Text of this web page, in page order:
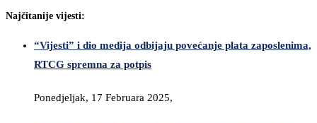
Najčitanije vijesti:
“Vijesti” i dio medija odbijaju povećanje plata zaposlenima,
RTCG spremna za potpis
Ponedjeljak, 17 Februara 2025,